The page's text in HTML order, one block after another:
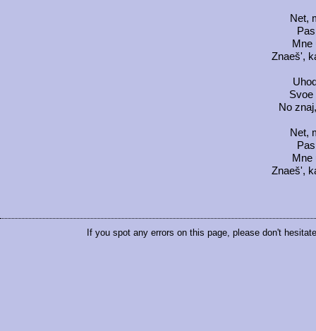
Net,
Mne
Znaeš',
Svoe
No
Net,
Mne
Znaeš',
If you spot any errors on this page, please don't